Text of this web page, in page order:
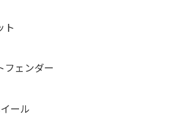
ト
フェンダー
ール